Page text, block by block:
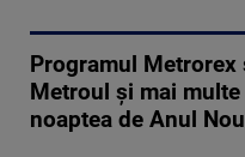
Programul Metrorex
Metroul și mai
noaptea de Anul Nou